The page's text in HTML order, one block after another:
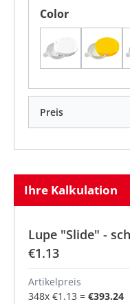
Colorauswählen
Weiß
Preis
Ihre Kalkulation
Lupe "Slide" -
€1.13
Artikelpreis
348x €1.13 = €393.24